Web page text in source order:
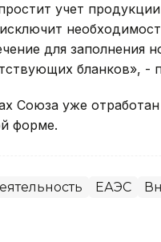
учет
для заполнения
бланков», -
Союза уже
форме.
ЕАЭС